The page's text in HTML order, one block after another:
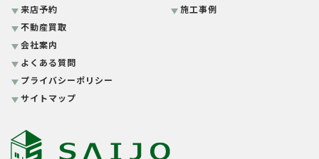
来店予約
不動産買取
施工事例
会社案内
よくある質問
プライバシーポリシー
サイトマップ